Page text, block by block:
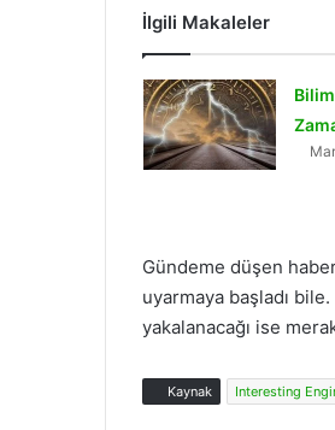
İlgili Makaleler
Gündeme düşen
uyarmaya başladı
yakalanacağı ise
Kaynak Interesting